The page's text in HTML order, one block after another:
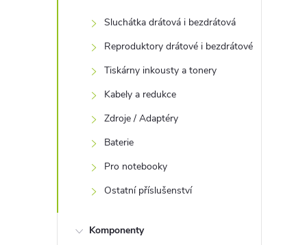
Sluchátka drátová i bezdrátová
Reproduktory drátové i bezdrátové
Tiskárny inkousty a tonery
Kabely a redukce
Zdroje / Adaptéry
Baterie
Pro notebooky
Ostatní příslušenství
Komponenty